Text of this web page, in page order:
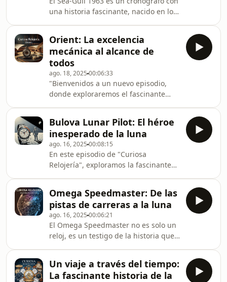
importantes, desde el lanzamiento
del primer reloj de pulsera hecho en
Japón, el Laurel en 1913, hasta la
creación del prestigio
una historia fascinante, nacido en los
conocido internamente como
"Proyecto 304". Su origen se remonta
a la adquisición de la maquinaria y
planos del calibre suizo Venus 175
por parte del gobierno chino, lo que
llevó a la creación del robusto
movimiento ST19/ST1901. Este reloj
mecánico ma
Orient: La excelencia
mecánica al alcance de
todos
ago. 18, 2025 00:06:33
"Bienvenidos a un nuevo episodio,
donde exploraremos el fascinante
Descubriremos por qué esta marca,
que comenzó como una pequeña
tienda en Tokio, se ha ganado el
respeto de coleccionistas y
aficionados de todo el mundo.
Hablaremos de su firme compromiso
con la fabricación de movimientos
mecánicos propios desde1950, una
filosofía que ma
Bulova Lunar Pilot: El héroe
inesperado de la luna
ago. 16, 2025 00:08:15
En este episodio de "Curiosa
Relojería", exploramos la fascinante
David Scott que se convirtió en el
primer reloj de propiedad privada en
pisar la Luna durante la misión Apolo
15. Aunque a menudo es eclipsado
por el Omega Speedmaster oficial, el
Bulova posee una narrativa de "héroe
inesperado" que lo hace único para
los colecci
Omega Speedmaster: De las
pistas de carreras a la luna
ago. 16, 2025 00:06:21
El Omega Speedmaster no es solo un
reloj, es un testigo de la historia que
mayores aventuras de la humanidad.
Su estatus de "Reloj Lunar"
Un viaje a través del tiempo:
La fascinante historia de la